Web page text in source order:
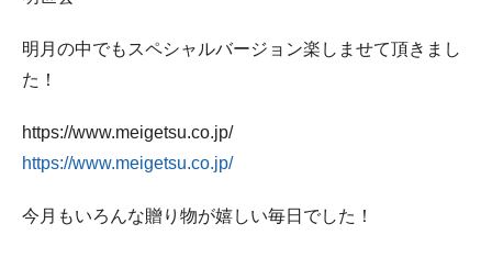
明月の中でもスペシャルバージョン楽しませて頂きまし
た！
https://www.meigetsu.co.jp/
https://www.meigetsu.co.jp/
今月もいろんな贈り物が嬉しい毎日でした！